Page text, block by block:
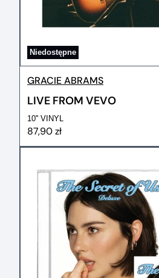
Niedostępne
GRACIE ABRAMS
LIVE FROM VEVO
10'' VINYL
87,90 zł